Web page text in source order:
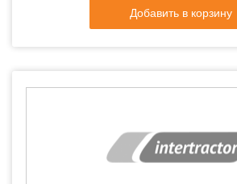
Добавить в корзину